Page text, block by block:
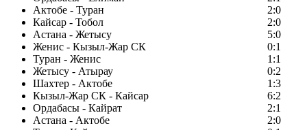
Актобе - Туран
2:0
Кайсар - Тобол
2:0
Астана - Жетысу
5:0
Женис - Кызыл-Жар СК
0:1
Туран - Женис
1:1
Жетысу - Атырау
0:2
Шахтер - Актобе
1:3
Кызыл-Жар СК - Кайсар
6:2
Ордабасы - Кайрат
2:1
Астана - Актобе
2:0